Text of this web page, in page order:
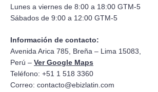
Lunes a viernes de 8:00 a 18:00 GTM-5
Sábados de 9:00 a 12:00 GTM-5
Información de contacto:
Avenida Arica 785, Breña – Lima 15083,
Perú – Ver Google Maps
Teléfono: +51 1 518 3360
Correo: contacto@ebizlatin.com